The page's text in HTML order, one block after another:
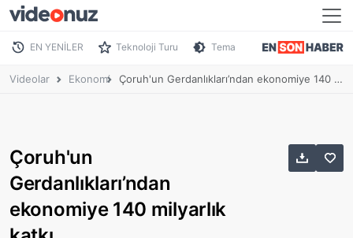
EN YENİLER Teknoloji Turu Tema
Videolar Ekonomi Çoruh'un Gerdanlıkları’ndan ekonomiye 140 milyarlık katkı
Çoruh'un
Gerdanlıkları’ndan
ekonomiye 140 milyarlık